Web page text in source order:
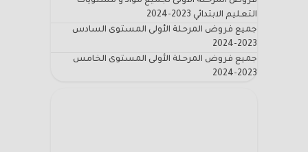
التعليم الابتدائي 2023-2024
جميع فروض المرحلة الأولى المستوى السادس
2023-2024
جميع فروض المرحلة الأولى المستوى الخامس
2023-2024